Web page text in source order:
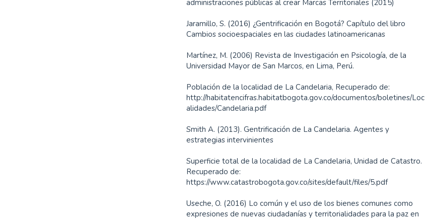
administraciones públicas al crear Marcas Territoriales (2015)
Jaramillo, S. (2016) ¿Gentrificación en Bogotá? Capítulo del libro
Cambios socioespaciales en las ciudades latinoamericanas
Martínez, M. (2006) Revista de Investigación en Psicología, de la
Universidad Mayor de San Marcos, en Lima, Perú.
Población de la localidad de La Candelaria, Recuperado de:
http://habitatencifras.habitatbogota.gov.co/documentos/boletines/Loc
alidades/Candelaria.pdf
Smith A. (2013). Gentrificación de La Candelaria. Agentes y
estrategias intervinientes
Superficie total de la localidad de La Candelaria, Unidad de Catastro.
Recuperado de:
https://www.catastrobogota.gov.co/sites/default/files/5.pdf
Useche, O. (2016) Lo común y el uso de los bienes comunes como
expresiones de nuevas ciudadanías y territorialidades para la paz en